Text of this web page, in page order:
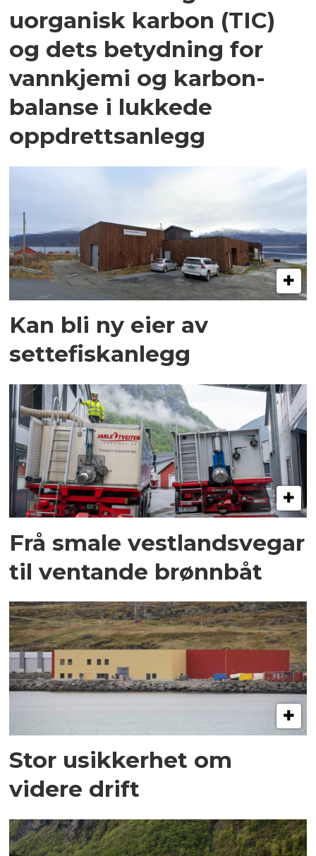
uorganisk karbon (TIC)
og dets betydning for
vannkjemi og karbon­
balanse i lukkede
oppdrettsanlegg
Kan bli ny eier av
settefiskanlegg
Frå smale vestlandsvegar
til ventande brønnbåt
Stor usikkerhet om
videre drift